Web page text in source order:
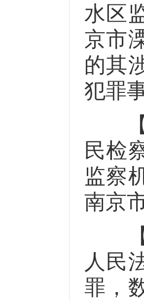
水区
京市
的其
犯罪
【
民检
监察
南京
【
人民
罪，